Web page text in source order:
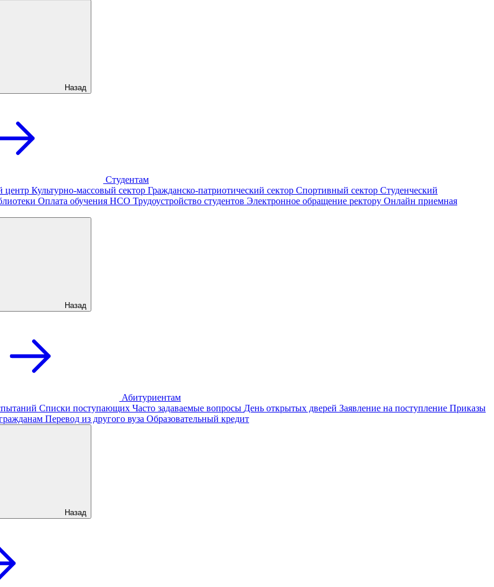
Назад
Студентам
центр Культурно-массовый сектор Гражданско-патриотический сектор Спортивный сектор Студенческий
Оплата обучения НСО Трудоустройство студентов Электронное обращение ректору Онлайн приемная
Назад
Абитуриентам
Списки поступающих Часто задаваемые вопросы День открытых дверей Заявление на поступление Приказы
Перевод из другого вуза Образовательный кредит
Назад